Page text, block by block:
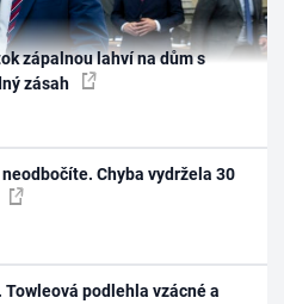
zápalnou lahví na dům s
zásah
Chyba vydržela 30
podlehla vzácné a